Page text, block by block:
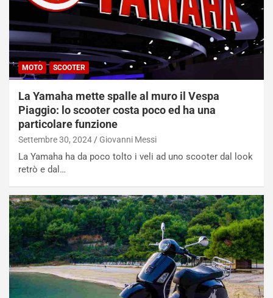
MOTO SCOOTER
La Yamaha mette spalle al muro il Vespa
Piaggio: lo scooter costa poco ed ha una
particolare funzione
Settembre 30, 2024 Giovanni Messi
La Yamaha ha da poco tolto i veli ad uno scooter dal look
retrò e dal…